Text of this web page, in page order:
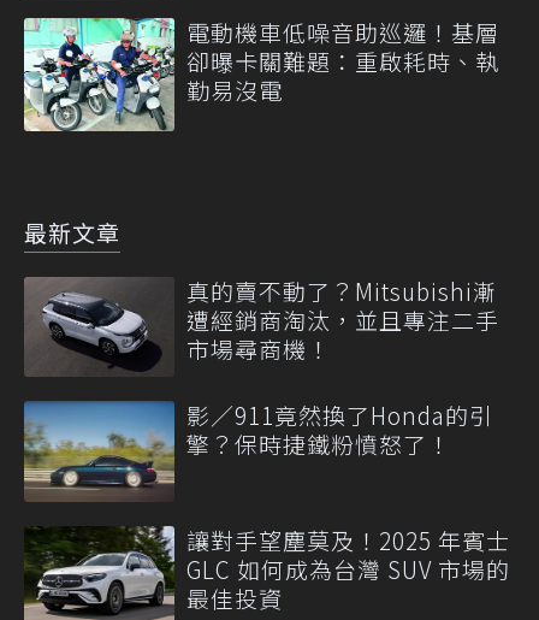
電動機車低噪音助巡邏！基層
卻曝卡關難題：重啟耗時、執
勤易沒電
最新文章
真的賣不動了？Mitsubishi漸
遭經銷商淘汰，並且專注二手
市場尋商機！
影／911竟然換了Honda的引
擎？保時捷鐵粉憤怒了！
讓對手望塵莫及！2025 年賓士
GLC 如何成為台灣 SUV 市場的
最佳投資